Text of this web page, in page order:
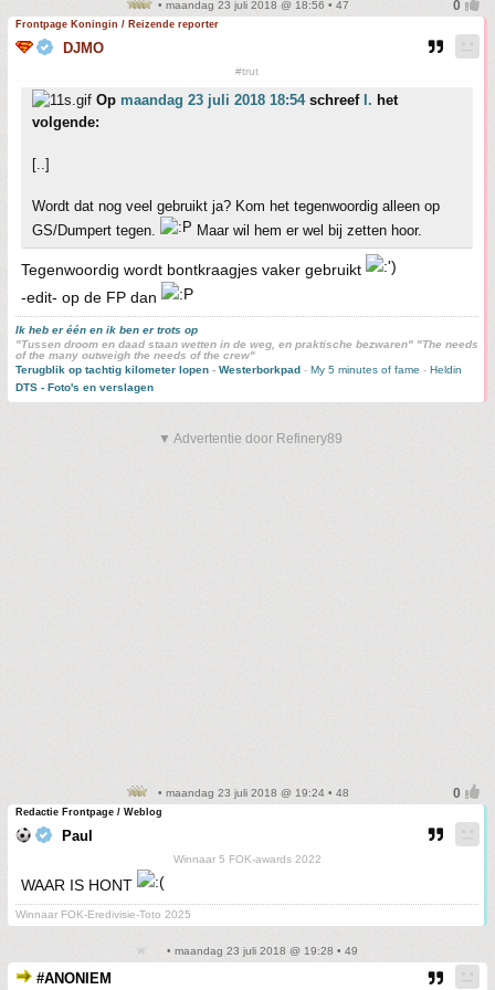
• maandag 23 juli 2018 @ 18:56 • 47
Frontpage Koningin / Reizende reporter
DJMO
#trut
Op maandag 23 juli 2018 18:54schreef I. het
volgende:
[..]
Wordt dat nog veel gebruikt ja? Kom het tegenwoordig alleen op
GS/Dumpert tegen.
Maar wil hem er wel bij zetten hoor.
Tegenwoordig wordt bontkraagjes vaker gebruikt
-edit- op de FP dan
Ik heb er één en ik ben er trots op
"Tussen droom en daad staan wetten in de weg, en praktische bezwaren" "The needs
of the many outweigh the needs of the crew"
Terugblik op tachtig kilometer lopen - Westerborkpad - My 5 minutes of fame - Heldin
DTS - Foto's en verslagen
▼ Advertentie door Refinery89
• maandag 23 juli 2018 @ 19:24 • 48
Redactie Frontpage / Weblog
Paul
Winnaar 5 FOK-awards 2022
WAAR IS HONT
Winnaar FOK-Eredivisie-Toto 2025
• maandag 23 juli 2018 @ 19:28 • 49
#ANONIEM